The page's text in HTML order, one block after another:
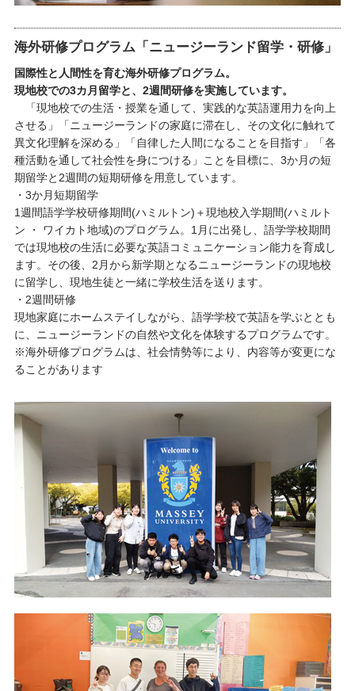
海外研修プログラム「ニュージーランド留学・研修」
国際性と人間性を育む海外研修プログラム。
現地校での3カ月留学と、2週間研修を実施しています。
「現地校での生活・授業を通して、実践的な英語運用力を向上
させる」「ニュージーランドの家庭に滞在し、その文化に触れて
異文化理解を深める」「自律した人間になることを目指す」「各
種活動を通して社会性を身につける」ことを目標に、3か月の短
期留学と2週間の短期研修を用意しています。
・3か月短期留学
1週間語学学校研修期間(ハミルトン)＋現地校入学期間(ハミルト
ン ・ ワイカト地域)のプログラム。1月に出発し、語学学校期間
では現地校の生活に必要な英語コミュニケーション能力を育成し
ます。その後、2月から新学期となるニュージーランドの現地校
に留学し、現地生徒と一緒に学校生活を送ります。
・2週間研修
現地家庭にホームステイしながら、語学学校で英語を学ぶととも
に、ニュージーランドの自然や文化を体験するプログラムです。
※海外研修プログラムは、社会情勢等により、内容等が変更にな
ることがあります